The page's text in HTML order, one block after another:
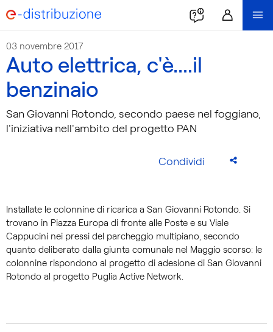
03 novembre 2017
Auto elettrica, c'è....il
benzinaio
San Giovanni Rotondo, secondo paese nel foggiano,
l'iniziativa nell'ambito del progetto PAN
Condividi
Installate le colonnine di ricarica a San Giovanni Rotondo. Si
trovano in Piazza Europa di fronte alle Poste e su Viale
Cappucini nei pressi del parcheggio multipiano, secondo
quanto deliberato dalla giunta comunale nel Maggio scorso: le
colonnine rispondono al progetto di adesione di San Giovanni
Rotondo al progetto Puglia Active Network.